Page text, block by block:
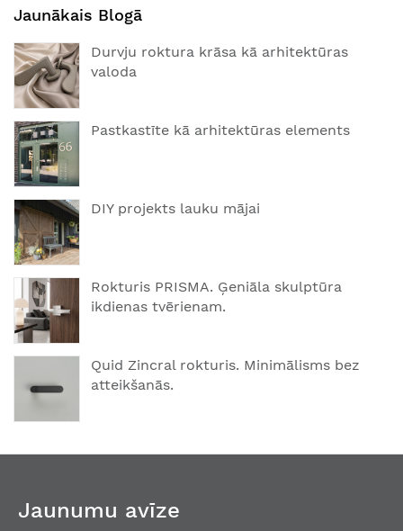
Jaunākais Blogā
Durvju roktura krāsa kā arhitektūras
valoda
Pastkastīte kā arhitektūras elements
DIY projekts lauku mājai
Rokturis PRISMA. Ģeniāla skulptūra
ikdienas tvērienam.
Quid Zincral rokturis. Minimālisms bez
atteikšanās.
Jaunumu avīze